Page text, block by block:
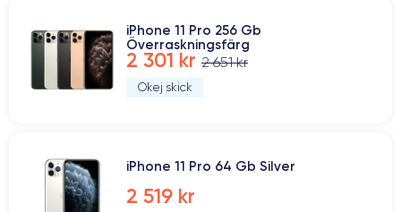
iPhone 11 Pro 256 Gb
Överraskningsfärg
2 301 kr 2 651 kr
Okej skick
iPhone 11 Pro 64 Gb Silver
2 519 kr